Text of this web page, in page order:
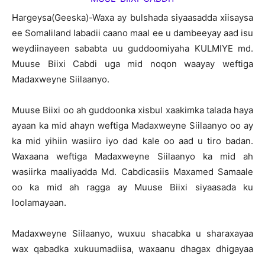
Hargeysa(Geeska)-Waxa ay bulshada siyaasadda xiisaysa
ee Somaliland labadii caano maal ee u dambeeyay aad isu
weydiinayeen sababta uu guddoomiyaha KULMIYE md.
Muuse Biixi Cabdi uga mid noqon waayay weftiga
Madaxweyne Siilaanyo.
Muuse Biixi oo ah guddoonka xisbul xaakimka talada haya
ayaan ka mid ahayn weftiga Madaxweyne Siilaanyo oo ay
ka mid yihiin wasiiro iyo dad kale oo aad u tiro badan.
Waxaana weftiga Madaxweyne Siilaanyo ka mid ah
wasiirka maaliyadda Md. Cabdicasiis Maxamed Samaale
oo ka mid ah ragga ay Muuse Biixi siyaasada ku
loolamayaan.
Madaxweyne Siilaanyo, wuxuu shacabka u sharaxayaa
wax qabadka xukuumadiisa, waxaanu dhagax dhigayaa